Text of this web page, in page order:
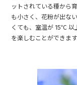
ットされている種から
も小さく、花粉が出な
くても、室温が 15℃ 以
を楽しむことができます